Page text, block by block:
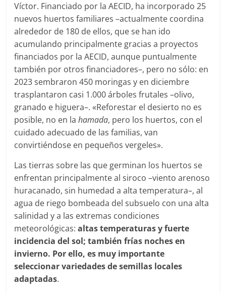
Víctor. Financiado por la AECID, ha incorporado 25
nuevos huertos familiares –actualmente coordina
alrededor de 180 de ellos, que se han ido
acumulando principalmente gracias a proyectos
financiados por la AECID, aunque puntualmente
también por otros financiadores–, pero no sólo: en
2023 sembraron 450 moringas y en diciembre
trasplantaron casi 1.000 árboles frutales –olivo,
granado e higuera–. «Reforestar el desierto no es
posible, no en lahamada, pero los huertos, con el
cuidado adecuado de las familias, van
convirtiéndose en pequeños vergeles».
Las tierras sobre las que germinan los huertos se
enfrentan principalmente al siroco –viento arenoso
huracanado, sin humedad a alta temperatura–, al
agua de riego bombeada del subsuelo con una alta
salinidad y a las extremas condiciones
meteorológicas:altas temperaturas y fuerte
incidencia del sol; también frías noches en
invierno. Por ello, es muy importante
seleccionar variedades de semillas locales
adaptadas.